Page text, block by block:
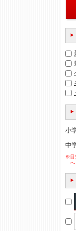
小
中
※目
へ